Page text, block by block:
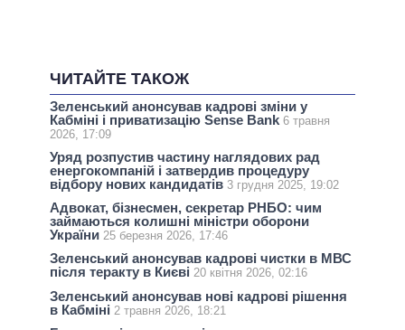
ЧИТАЙТЕ ТАКОЖ
Зеленський анонсував кадрові зміни у
Кабміні і приватизацію Sense Bank 6 травня
2026, 17:09
Уряд розпустив частину наглядових рад
енергокомпаній і затвердив процедуру
відбору нових кандидатів 3 грудня 2025, 19:02
Адвокат, бізнесмен, секретар РНБО: чим
займаються колишні міністри оборони
України 25 березня 2026, 17:46
Зеленський анонсував кадрові чистки в МВС
після теракту в Києві 20 квітня 2026, 02:16
Зеленський анонсував нові кадрові рішення
в Кабміні 2 травня 2026, 18:21